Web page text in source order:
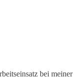
bei meiner